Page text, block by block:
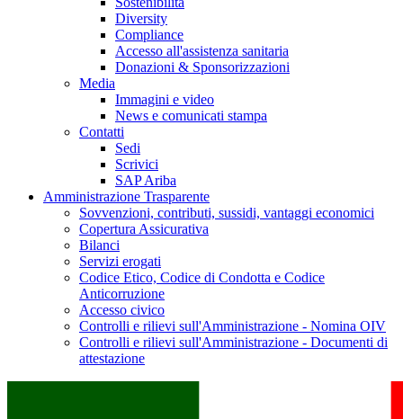
Diversity
Compliance
Accesso all'assistenza sanitaria
Donazioni & Sponsorizzazioni
Media
Immagini e video
News e comunicati stampa
Contatti
Sedi
Scrivici
SAP Ariba
Amministrazione Trasparente
Sovvenzioni, contributi, sussidi, vantaggi economici
Copertura Assicurativa
Bilanci
Servizi erogati
Codice Etico, Codice di Condotta e Codice
Anticorruzione
Accesso civico
Controlli e rilievi sull'Amministrazione - Nomina OIV
Controlli e rilievi sull'Amministrazione - Documenti di
attestazione